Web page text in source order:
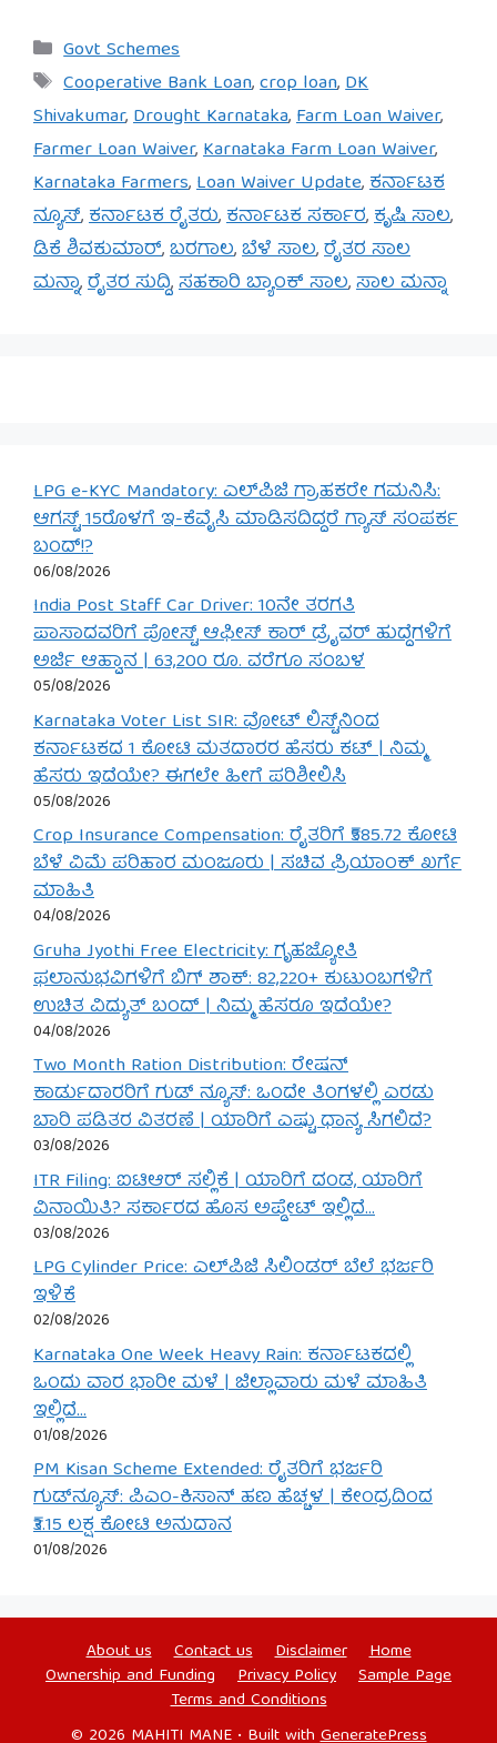
Categories
Govt Schemes
Tags
Cooperative Bank Loan,crop loan,DK
Shivakumar,Drought Karnataka,Farm Loan Waiver,
Farmer Loan Waiver,Karnataka Farm Loan Waiver,
Karnataka Farmers,Loan Waiver Update,ಕರ್ನಾಟಕ
ನ್ಯೂಸ್,ಕರ್ನಾಟಕ ರೈತರು,ಕರ್ನಾಟಕ ಸರ್ಕಾರ,ಕೃಷಿ ಸಾಲ,
ಡಿಕೆ ಶಿವಕುಮಾರ್,ಬರಗಾಲ,ಬೆಳೆ ಸಾಲ,ರೈತರ ಸಾಲ
ಮನ್ನಾ,ರೈತರ ಸುದ್ದಿ,ಸಹಕಾರಿ ಬ್ಯಾಂಕ್ ಸಾಲ,ಸಾಲ ಮನ್ನಾ
LPG e-KYC Mandatory: ಎಲ್‌ಪಿಜಿ ಗ್ರಾಹಕರೇ ಗಮನಿಸಿ:
ಆಗಸ್ಟ್ 15ರೊಳಗೆ ಇ-ಕೆವೈಸಿ ಮಾಡಿಸದಿದ್ದರೆ ಗ್ಯಾಸ್ ಸಂಪರ್ಕ
ಬಂದ್!?
06/08/2026
India Post Staff Car Driver: 10ನೇ ತರಗತಿ
ಪಾಸಾದವರಿಗೆ ಪೋಸ್ಟ್ ಆಫೀಸ್ ಕಾರ್ ಡ್ರೈವರ್ ಹುದ್ದೆಗಳಿಗೆ
ಅರ್ಜಿ ಆಹ್ವಾನ | 63,200 ರೂ. ವರೆಗೂ ಸಂಬಳ
05/08/2026
Karnataka Voter List SIR: ವೋಟ್ ಲಿಸ್ಟ್‌ನಿಂದ
ಕರ್ನಾಟಕದ 1 ಕೋಟಿ ಮತದಾರರ ಹೆಸರು ಕಟ್ | ನಿಮ್ಮ
ಹೆಸರು ಇದೆಯೇ? ಈಗಲೇ ಹೀಗೆ ಪರಿಶೀಲಿಸಿ
05/08/2026
Crop Insurance Compensation: ರೈತರಿಗೆ ₹585.72 ಕೋಟಿ
ಬೆಳೆ ವಿಮೆ ಪರಿಹಾರ ಮಂಜೂರು | ಸಚಿವ ಪ್ರಿಯಾಂಕ್ ಖರ್ಗೆ
ಮಾಹಿತಿ
04/08/2026
Gruha Jyothi Free Electricity: ಗೃಹಜ್ಯೋತಿ
ಫಲಾನುಭವಿಗಳಿಗೆ ಬಿಗ್ ಶಾಕ್: 82,220+ ಕುಟುಂಬಗಳಿಗೆ
ಉಚಿತ ವಿದ್ಯುತ್ ಬಂದ್ | ನಿಮ್ಮ ಹೆಸರೂ ಇದೆಯೇ?
04/08/2026
Two Month Ration Distribution: ರೇಷನ್
ಕಾರ್ಡುದಾರರಿಗೆ ಗುಡ್ ನ್ಯೂಸ್: ಒಂದೇ ತಿಂಗಳಲ್ಲಿ ಎರಡು
ಬಾರಿ ಪಡಿತರ ವಿತರಣೆ | ಯಾರಿಗೆ ಎಷ್ಟು ಧಾನ್ಯ ಸಿಗಲಿದೆ?
03/08/2026
ITR Filing: ಐಟಿಆರ್ ಸಲ್ಲಿಕೆ | ಯಾರಿಗೆ ದಂಡ, ಯಾರಿಗೆ
ವಿನಾಯಿತಿ? ಸರ್ಕಾರದ ಹೊಸ ಅಪ್ಡೇಟ್ ಇಲ್ಲಿದೆ…
03/08/2026
LPG Cylinder Price: ಎಲ್‌ಪಿಜಿ ಸಿಲಿಂಡರ್ ಬೆಲೆ ಭರ್ಜರಿ
ಇಳಿಕೆ
02/08/2026
Karnataka One Week Heavy Rain: ಕರ್ನಾಟಕದಲ್ಲಿ
ಒಂದು ವಾರ ಭಾರೀ ಮಳೆ | ಜಿಲ್ಲಾವಾರು ಮಳೆ ಮಾಹಿತಿ
ಇಲ್ಲಿದೆ…
01/08/2026
PM Kisan Scheme Extended: ರೈತರಿಗೆ ಭರ್ಜರಿ
ಗುಡ್‌ನ್ಯೂಸ್: ಪಿಎಂ-ಕಿಸಾನ್ ಹಣ ಹೆಚ್ಚಳ | ಕೇಂದ್ರದಿಂದ
₹3.15 ಲಕ್ಷ ಕೋಟಿ ಅನುದಾನ
01/08/2026
About us Contact us Disclaimer
Home
Ownership and Funding
Privacy Policy
Sample Page
Terms and Conditions
© 2026 MAHITI MANE• Built withGeneratePress